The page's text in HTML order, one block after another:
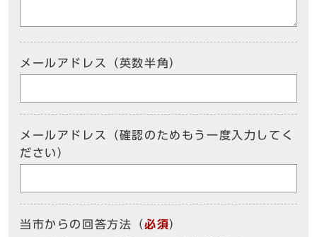
メールアドレス（英数半角）
メールアドレス（確認のためもう一度入力してく
ださい）
当市からの回答方法 （必須）